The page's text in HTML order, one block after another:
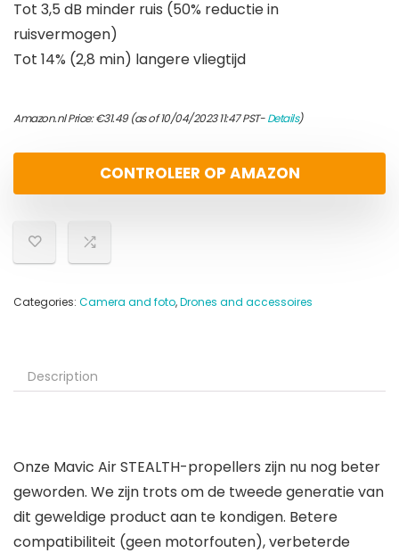
Tot 3,5 dB minder ruis (50% reductie in
ruisvermogen)
Tot 14% (2,8 min) langere vliegtijd
Amazon.nl Price:€31.49(as of 10/04/2023 11:47 PST-Details)
CONTROLEER OP AMAZON
Categories: Camera and foto,Drones and accessoires
Description
Onze Mavic Air STEALTH-propellers zijn nu nog beter
geworden. We zijn trots om de tweede generatie van
dit geweldige product aan te kondigen. Betere
compatibiliteit (geen motorfouten), verbeterde